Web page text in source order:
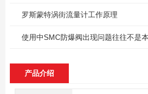
罗斯蒙特涡街流量计工作原理
产品介绍